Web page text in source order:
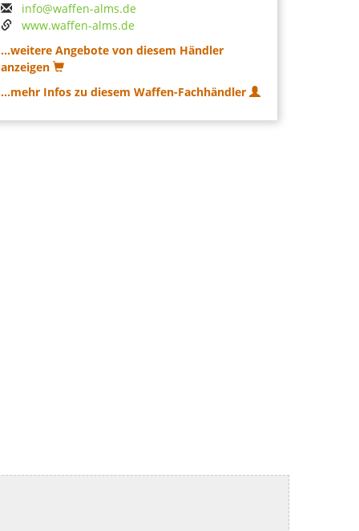
info@waffen-alms.de
www.waffen-alms.de
...weitere Angebote von diesem Händler
anzeigen
...mehr Infos zu diesem Waffen-Fachhändler